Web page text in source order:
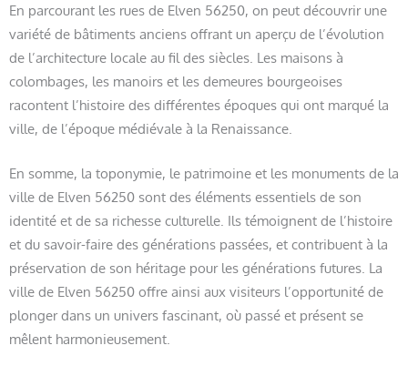
En parcourant les rues de Elven 56250, on peut découvrir une
variété de bâtiments anciens offrant un aperçu de l’évolution
de l’architecture locale au fil des siècles. Les maisons à
colombages, les manoirs et les demeures bourgeoises
racontent l’histoire des différentes époques qui ont marqué la
ville, de l’époque médiévale à la Renaissance.
En somme, la toponymie, le patrimoine et les monuments de la
ville de Elven 56250 sont des éléments essentiels de son
identité et de sa richesse culturelle. Ils témoignent de l’histoire
et du savoir-faire des générations passées, et contribuent à la
préservation de son héritage pour les générations futures. La
ville de Elven 56250 offre ainsi aux visiteurs l’opportunité de
plonger dans un univers fascinant, où passé et présent se
mêlent harmonieusement.